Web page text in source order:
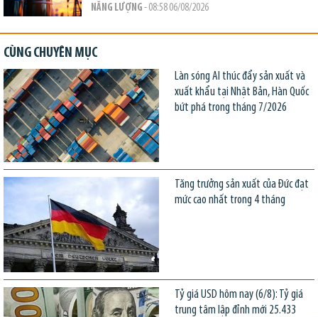
NĂNG LƯỢNG - 08:58 06/08/2026
CÙNG CHUYÊN MỤC
Làn sóng AI thúc đẩy sản xuất và
xuất khẩu tại Nhật Bản, Hàn Quốc
bứt phá trong tháng 7/2026
Tăng trưởng sản xuất của Đức đạt
mức cao nhất trong 4 tháng
Tỷ giá USD hôm nay (6/8): Tỷ giá
trung tâm lập đỉnh mới 25.433